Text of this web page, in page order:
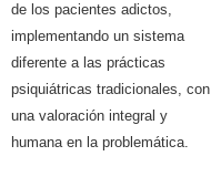
de los pacientes adictos,
implementando un sistema
diferente a las prácticas
psiquiátricas tradicionales, con
una valoración integral y
humana en la problemática.